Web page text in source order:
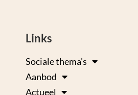
Links
Sociale thema’s
Aanbod
Actueel